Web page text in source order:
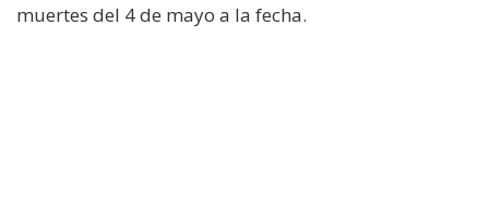
muertes del 4 de mayo a la fecha.